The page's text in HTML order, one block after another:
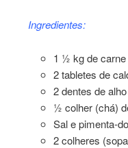
Ingredientes:
1 ½ kg de
2 tabletes de
2 dentes de
½ colher (chá)
Sal e pimenta-
2 colheres